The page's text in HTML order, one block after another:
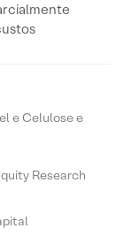
e Celulose e
Research